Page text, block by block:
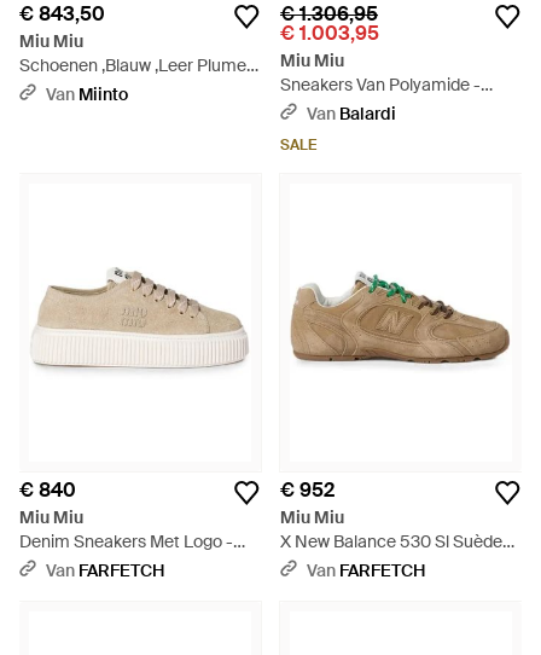
€ 843,50
Miu Miu
Schoenen ,Blauw ,Leer Plume
Sneakers - Blauw
Van Miinto
€ 1.306,95
€ 1.003,95
Miu Miu
Sneakers Van Polyamide -
Blauw
Van Balardi
SALE
€ 840
Miu Miu
Denim Sneakers Met Logo -
Wit Van FARFETCH
€ 952
Miu Miu
X New Balance 530 Sl Suède
Sneakers - Naturel
Van FARFETCH